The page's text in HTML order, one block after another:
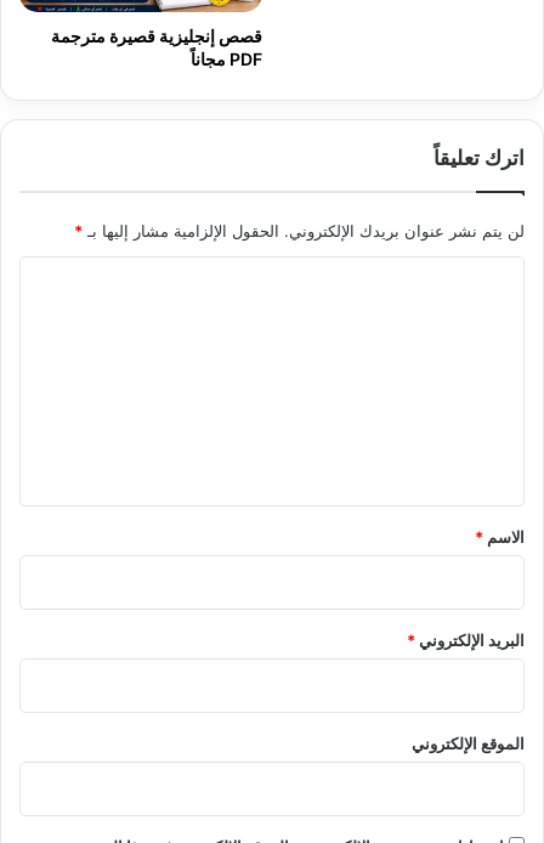
قصص إنجليزية قصيرة مترجمة
PDF مجاناً
اترك تعليقاً
لن يتم نشر عنوان بريدك الإلكتروني. الحقول الإلزامية مشار إليها بـ *
*
الاسم *
البريد الإلكتروني*
الموقع الإلكتروني